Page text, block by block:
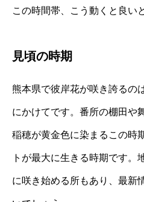
この時間帯、こう動くと良い
見頃の時期
熊本県で彼岸花が咲き誇るの
にかけてです。番所の棚田や
稲穂が黄金色に染まるこの時
トが最大に生きる時期です。
に咲き始める所もあり、最新